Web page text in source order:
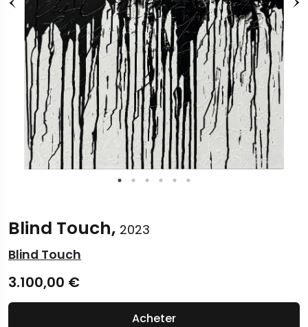
Blind Touch, 2023
Blind Touch
3.100,00 €
Acheter